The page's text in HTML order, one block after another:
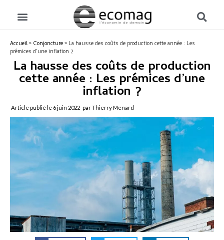
Accueil» Conjoncture» La hausse des coûts de production cette année : Les
prémices d’une inflation ?
La hausse des coûts de production
cette année : Les prémices d’une
inflation ?
Article publié le 6 juin 2022 par Thierry Menard